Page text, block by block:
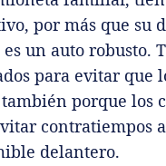
por más que su
un auto robusto.
para evitar que
porque los
contratiempos
delantero.